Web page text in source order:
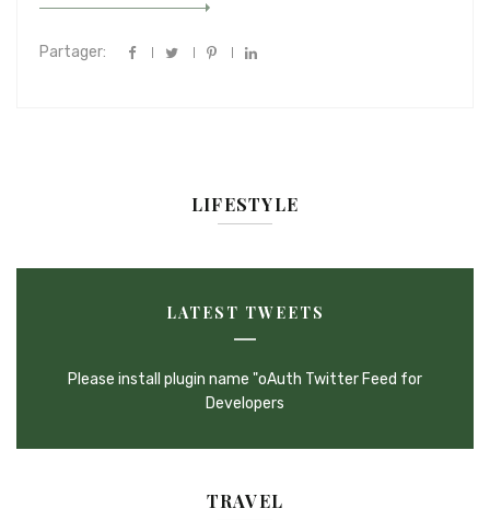
Partager:
LIFESTYLE
LATEST TWEETS
Please install plugin name "oAuth Twitter Feed for
Developers
TRAVEL